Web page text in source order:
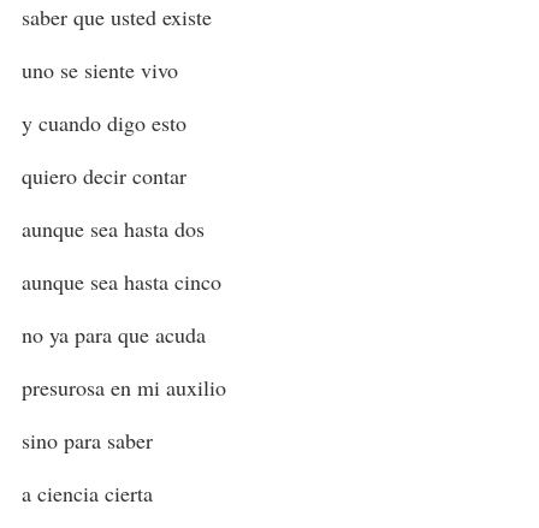
saber que usted existe
uno se siente vivo
y cuando digo esto
quiero decir contar
aunque sea hasta dos
aunque sea hasta cinco
no ya para que acuda
presurosa en mi auxilio
sino para saber
a ciencia cierta